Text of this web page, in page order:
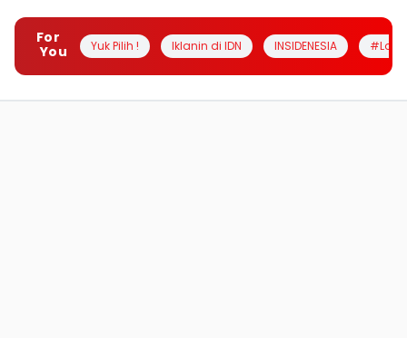
For
You
Yuk Pilih ! Iklanin di IDN INSIDENESIA